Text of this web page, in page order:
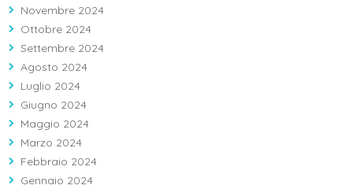
Novembre 2024
Ottobre 2024
Settembre 2024
Agosto 2024
Luglio 2024
Giugno 2024
Maggio 2024
Marzo 2024
Febbraio 2024
Gennaio 2024